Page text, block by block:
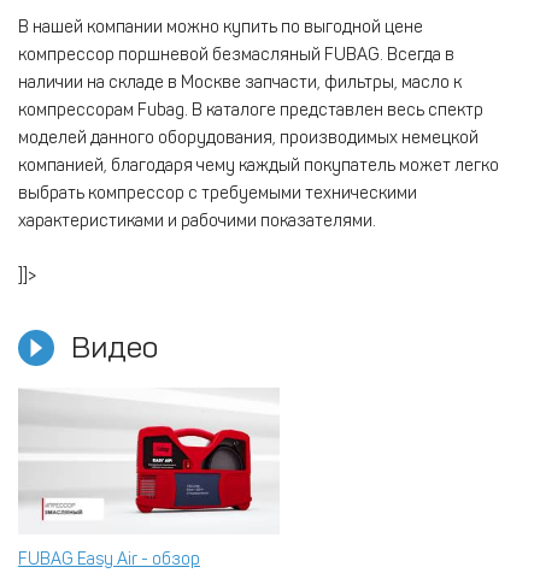
Видео
FUBAG Easy Air - обзор
В нашей компании можно купить по выгодной цене
компрессор поршневой безмасляный FUBAG. Всегда в
наличии на складе в Москве запчасти, фильтры, масло к
компрессорам Fubag. В каталоге представлен весь спектр
моделей данного оборудования, производимых немецкой
компанией, благодаря чему каждый покупатель может легко
выбрать компрессор с требуемыми техническими
характеристиками и рабочими показателями.
]]>